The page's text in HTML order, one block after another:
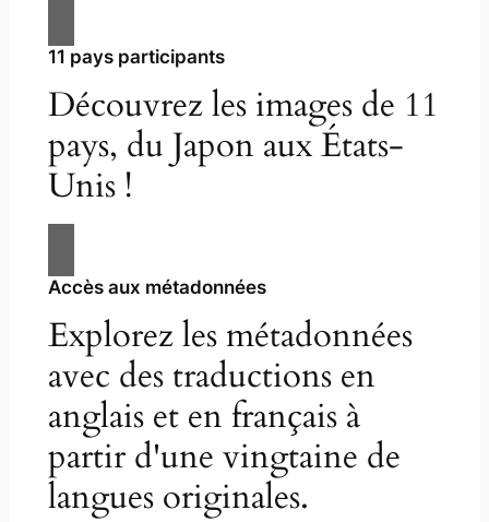
11 pays participants
Découvrez les images de 11
pays, du Japon aux États-
Unis !
Accès aux métadonnées
Explorez les métadonnées
avec des traductions en
anglais et en français à
partir d'une vingtaine de
langues originales.